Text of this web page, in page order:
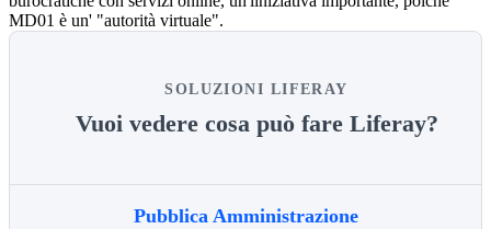
MD01 è un' "autorità virtuale".
SOLUZIONI LIFERAY
Vuoi vedere cosa può fare Liferay?
Pubblica Amministrazione